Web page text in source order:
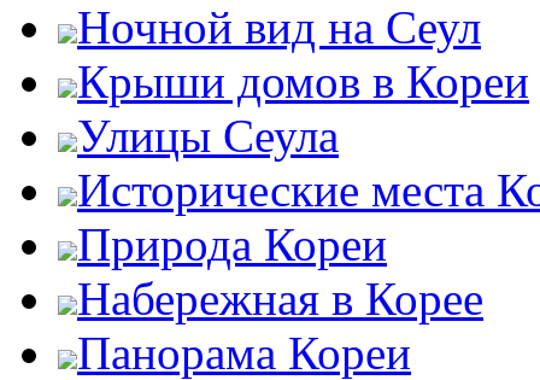
Ночной вид на Сеул
Крыши домов в Кореи
Улицы Сеула
Исторические места
Природа Кореи
Набережная в Корее
Панорама Кореи